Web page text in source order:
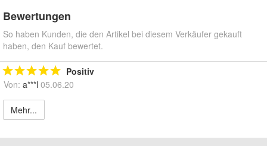
Bewertungen
So haben Kunden, die den Artikel bei diesem Verkäufer gekauft
haben, den Kauf bewertet.
Positiv
Von: a***l 05.06.20
Mehr...